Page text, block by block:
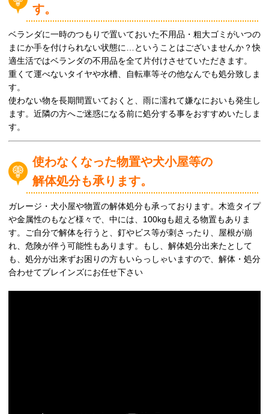
す。
ベランダに一時のつもりで置いておいた不用品・粗大ゴミがいつの
まにか手を付けられない状態に…ということはございませんか？快
適生活ではベランダの不用品を全て片付けさせていただきます。
重くて運べないタイヤや水槽、自転車等その他なんでも処分致しま
す。
使わない物を長期間置いておくと、雨に濡れて嫌なにおいも発生し
ます。近隣の方へご迷惑になる前に処分する事をおすすめいたしま
す。
使わなくなった物置や犬小屋等の
解体処分も承ります。
ガレージ・犬小屋や物置の解体処分も承っております。木造タイプ
や金属性のもなど様々で、中には、100kgも超える物置もありま
す。ご自分で解体を行うと、釘やビス等が刺さったり、屋根が崩
れ、危険が伴う可能性もあります。もし、解体処分出来たとして
も、処分が出来ずお困りの方もいらっしゃいますので、解体・処分
合わせてブレインズにお任せ下さい